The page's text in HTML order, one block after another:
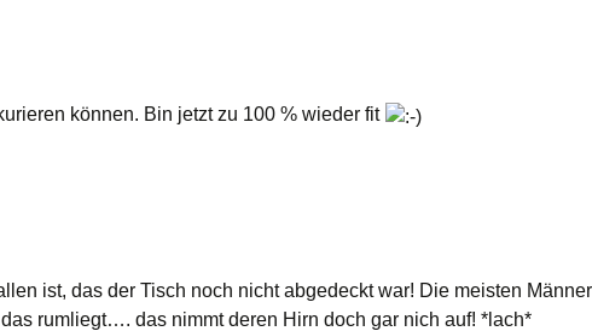
können. Bin jetzt zu 100 % wieder fit
ist, das der Tisch noch nicht abgedeckt war! Die meisten
rumliegt…. das nimmt deren Hirn doch gar nich auf! *lach*